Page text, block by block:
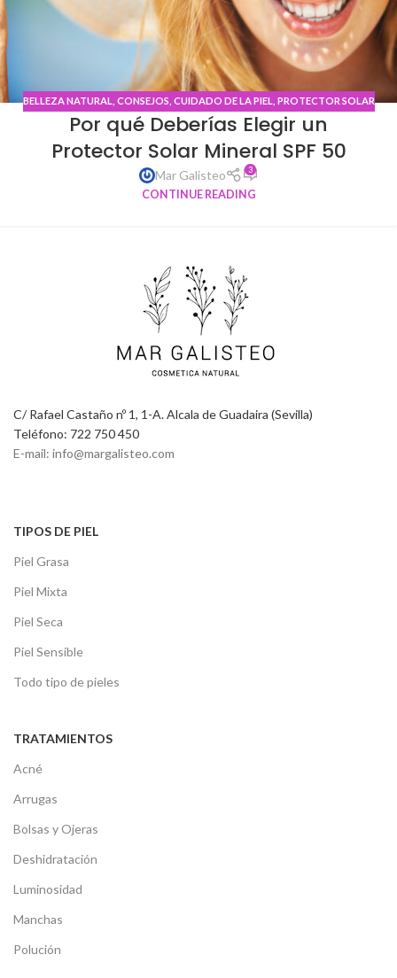
BELLEZA NATURAL CONSEJOS CUIDADO DE LA PIEL PROTECTOR SOLAR
Por qué Deberías Elegir un
Protector Solar Mineral SPF 50
Mar Galisteo 3
CONTINUE READING
C/ Rafael Castaño nº 1, 1-A. Alcala de Guadaira (Sevilla)
Teléfono: 722 750 450
E-mail: info@margalisteo.com
TIPOS DE PIEL
Piel Grasa
Piel Mixta
Piel Seca
Piel Sensible
Todo tipo de pieles
TRATAMIENTOS
Acné
Arrugas
Bolsas y Ojeras
Deshidratación
Luminosidad
Manchas
Polución